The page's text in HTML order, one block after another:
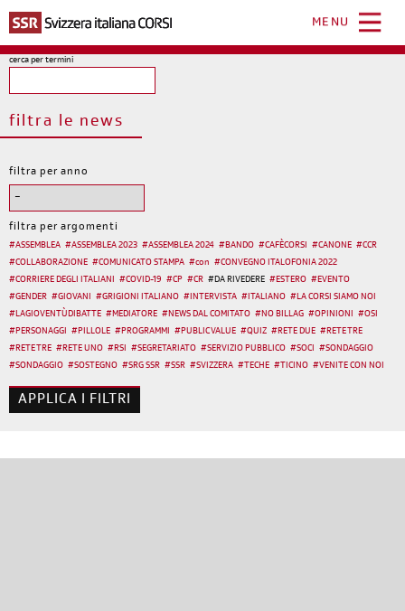
contenuto
principale
MENU
cerca per termini
filtra le news
filtra per anno
filtra per argomenti
#ASSEMBLEA #ASSEMBLEA 2023 #ASSEMBLEA 2024 #BANDO #CAFÈCORSI #CANONE #CCR
#COLLABORAZIONE #COMUNICATO STAMPA #con #CONVEGNO ITALOFONIA 2022
#CORRIERE DEGLI ITALIANI #COVID-19 #CP #CR #DA RIVEDERE #ESTERO #EVENTO
#GENDER #GIOVANI #GRIGIONI ITALIANO #INTERVISTA #ITALIANO #LA CORSI SIAMO NOI
#LAGIOVENTÙDIBATTE #MEDIATORE #NEWS DAL COMITATO #NO BILLAG #OPINIONI #OSI
#PERSONAGGI #PILLOLE #PROGRAMMI #PUBLIC VALUE #QUIZ #RETE DUE #RETE TRE
#RETE TRE #RETE UNO #RSI #SEGRETARIATO #SERVIZIO PUBBLICO #SOCI #SONDAGGIO
#SONDAGGIO #SOSTEGNO #SRG SSR #SSR #SVIZZERA # TECHE # TICINO #VENITE CON NOI